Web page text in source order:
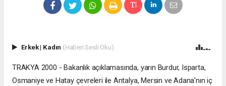
Erkek| Kadın (Haberi Sesli Oku)
TRAKYA 2000 - Bakanlık açıklamasında, yarın Burdur, Isparta,
Osmaniye ve Hatay çevreleri ile Antalya, Mersin ve Adana'nın iç